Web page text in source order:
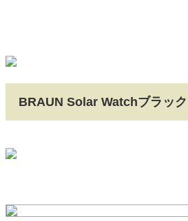
BRAUN Solar Watchブラック